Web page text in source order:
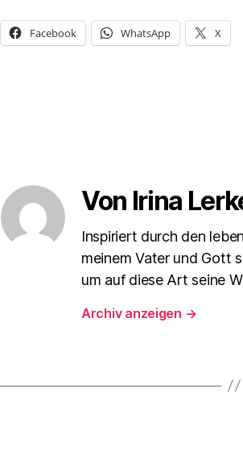
Facebook WhatsApp X
Von Irina
Inspiriert durch den
meinem Vater und Gott
um auf diese Art seine
Archiv anzeigen →